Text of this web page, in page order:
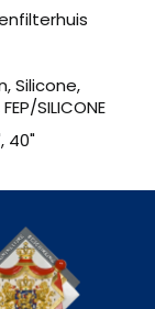
Silicone,
SILICONE
40"